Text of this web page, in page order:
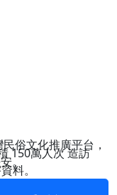
俗文化推廣平台，
。
150萬人次造訪
料。